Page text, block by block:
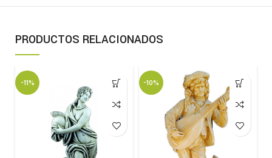
PRODUCTOS RELACIONADOS
-11% -10%